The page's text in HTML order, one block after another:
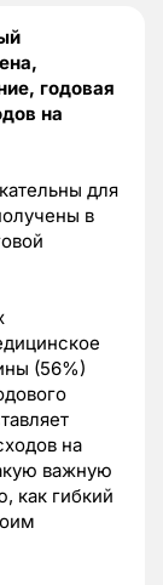
годовая
на
для
в
(56%)
на
важную
как гибкий